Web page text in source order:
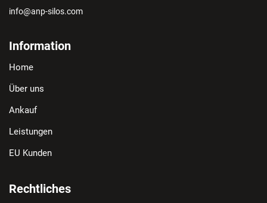
info@anp-silos.com
Information
Home
Über uns
Ankauf
Leistungen
EU Kunden
Rechtliches